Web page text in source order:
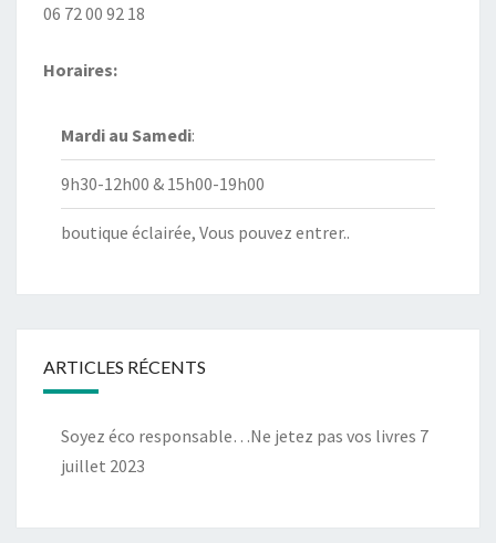
06 72 00 92 18
Horaires:
Mardi au Samedi:
9h30-12h00 & 15h00-19h00
boutique éclairée, Vous pouvez entrer..
ARTICLES RÉCENTS
Soyez éco responsable…Ne jetez pas vos livres 7
juillet 2023